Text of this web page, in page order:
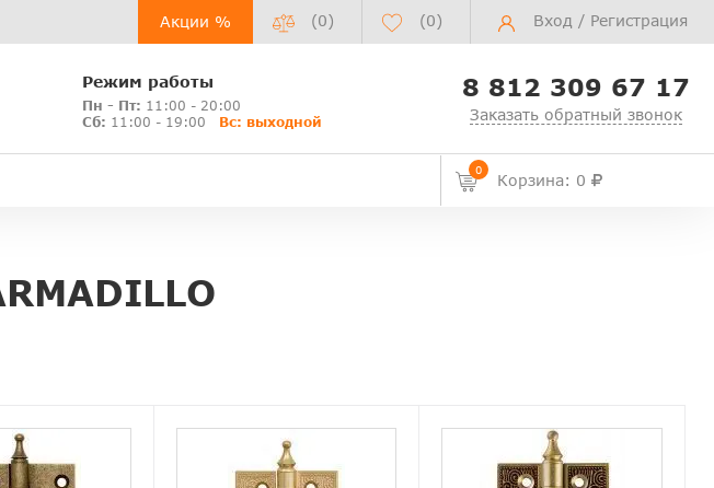
Акции % (0) (0) Вход / Регистрация
Режим работы
Пн - Пт: 11:00 - 20:00
Сб: 11:00 - 19:00 Вс: выходной
8 812 309 67 17
Заказать обратный звонок
0
Корзина: 0